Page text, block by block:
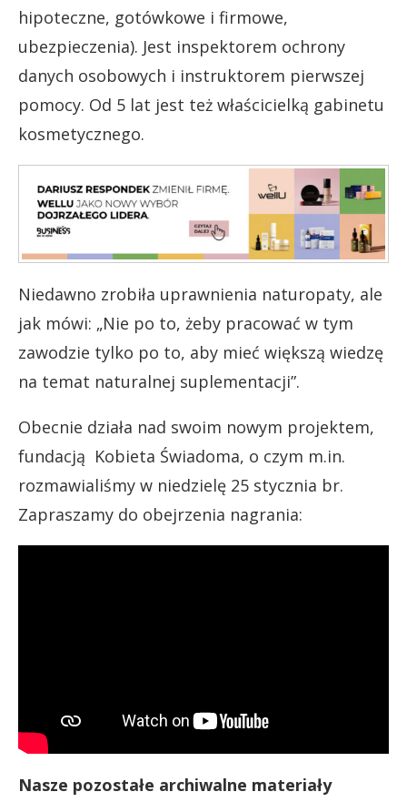
hipoteczne, gotówkowe i firmowe,
ubezpieczenia). Jest inspektorem ochrony
danych osobowych i instruktorem pierwszej
pomocy. Od 5 lat jest też właścicielką gabinetu
kosmetycznego.
Niedawno zrobiła uprawnienia naturopaty, ale
jak mówi: „Nie po to, żeby pracować w tym
zawodzie tylko po to, aby mieć większą wiedzę
na temat naturalnej suplementacji”.
Obecnie działa nad swoim nowym projektem,
fundacją Kobieta Świadoma, o czym m.in.
rozmawialiśmy w niedzielę 25 stycznia br.
Zapraszamy do obejrzenia nagrania:
Nasze pozostałe archiwalne materiały